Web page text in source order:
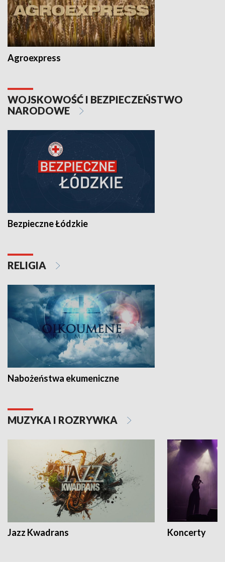
Agroexpress
WOJSKOWOŚĆ I BEZPIECZEŃSTWO
NARODOWE
Bezpieczne Łódzkie
RELIGIA
Nabożeństwa ekumeniczne
MUZYKA I ROZRYWKA
Jazz Kwadrans Koncerty